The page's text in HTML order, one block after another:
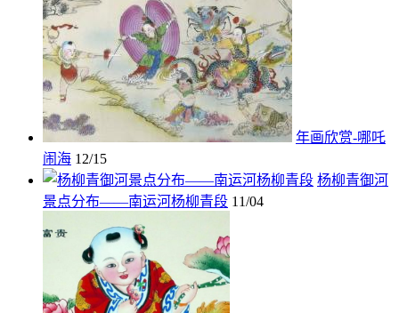
年画欣赏-哪吒
闹海 12/15
杨柳青御河
景点分布——南运河杨柳青段 11/04